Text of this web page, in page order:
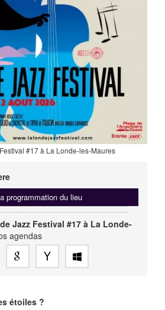
#17 à La Londe-les-Maures
programmation du lieu
Jazz Festival #17 à La Londe-
agendas
étoiles ?